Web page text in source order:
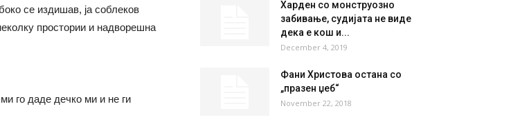
се издишав, ја соблеков
простории и надворешна
го даде дечко ми и не ги
Познатата порно глумица
открива детали за порно
индустријата и аналниот секс
June 10, 2018
Царината ја заменува
хартијата со електронски